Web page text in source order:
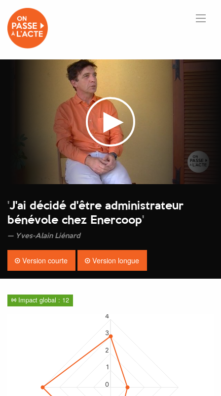
'J'ai décidé d'être administrateur
bénévole chez Enercoop'
Yves-Alain Liénard
Version courte Version longue
Impact global : 12
0
1
2
3
4